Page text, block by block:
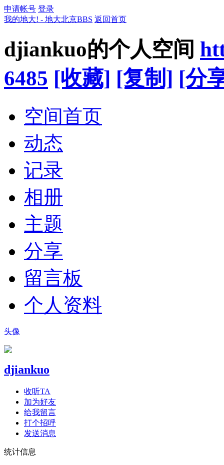
申请帐号 登录
我的地大! - 地大北京BBS 返回首页
djiankuo的个人空间
6485 [收藏] [复制] [分
空间首页
动态
记录
相册
主题
分享
留言板
个人资料
头像
djiankuo
收听TA
加为好友
给我留言
打个招呼
发送消息
统计信息